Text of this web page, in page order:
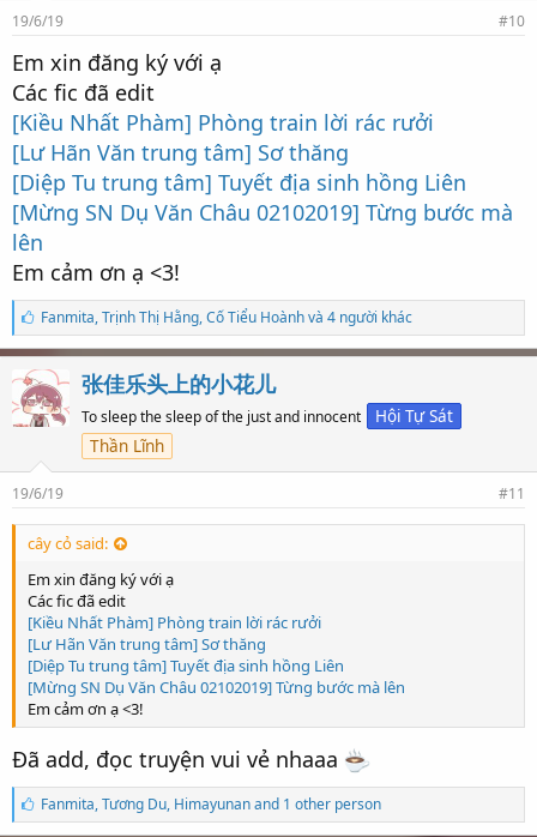
í
h
:
19/6/19 #10
Em xin đăng ký với ạ
Các fic đã edit
[Kiều Nhất Phàm] Phòng train lời rác rưởi
[Lư Hãn Văn trung tâm] Sơ thăng
[Diệp Tu trung tâm] Tuyết địa sinh hồng Liên
[Mừng SN Dụ Văn Châu 02102019] Từng bước mà
lên
Em cảm ơn ạ <3!
S
ố
l
ư
ợ
t
t
í
c
:
Fanmita,Trịnh Thị Hằng,Cố Tiểu Hoành và 4 người khác
张佳乐头上的小花儿
To sleep the sleep of the just and innocent
Hội Tự Sát
Thần Lĩnh
19/6/19 #11
cây cỏ said:
Em xin đăng ký với ạ
Các fic đã edit
[Kiều Nhất Phàm] Phòng train lời rác rưởi
[Lư Hãn Văn trung tâm] Sơ thăng
[Diệp Tu trung tâm] Tuyết địa sinh hồng Liên
[Mừng SN Dụ Văn Châu 02102019] Từng bước mà lên
Em cảm ơn ạ <3!
Đã add, đọc truyện vui vẻ nhaaa
S
ố
Fanmita,Tương Du, Himayunan and 1 other person